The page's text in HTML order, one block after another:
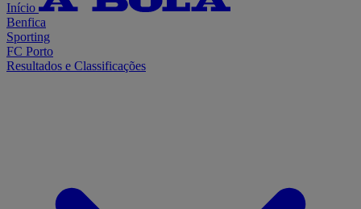
Início
Benfica
Sporting
FC Porto
Resultados e Classificações